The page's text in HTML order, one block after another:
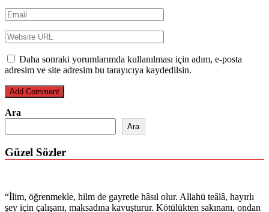
Daha sonraki yorumlarımda kullanılması için adım, e-posta
adresim ve site adresim bu tarayıcıya kaydedilsin.
Ara
Ara
Güzel Sözler
“İlim, öğrenmekle, hilm de gayretle hâsıl olur. Allahü teâlâ, hayırlı
şey için çalışanı, maksadına kavuşturur. Kötülükten sakınanı, ondan